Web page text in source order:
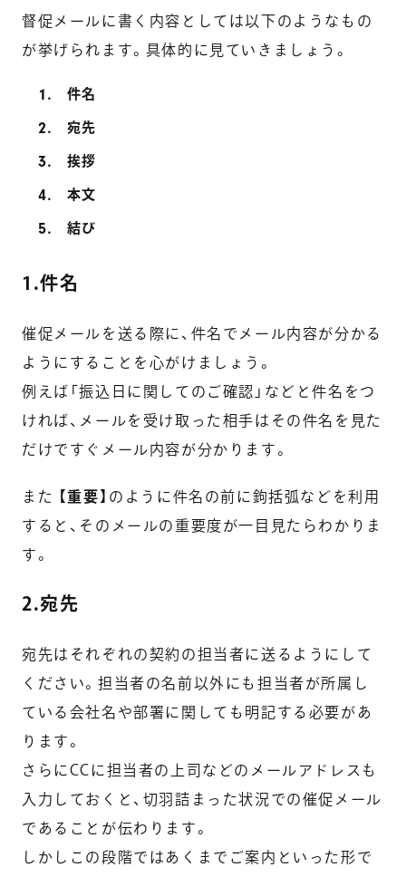
督促メールに書く内容としては以下のようなもの
が挙げられます。具体的に見ていきましょう。
件名
宛先
挨拶
本文
結び
1.件名
催促メールを送る際に、件名でメール内容が分かる
ようにすることを心がけましょう。
例えば「振込日に関してのご確認」などと件名をつ
ければ、メールを受け取った相手はその件名を見た
だけですぐメール内容が分かります。
また 【重要】 のように件名の前に鉤括弧などを利用
すると、 そのメールの重要度が一目見たらわかりま
す。
2.宛先
宛先はそれぞれの契約の担当者に送るようにして
ください。担当者の名前以外にも担当者が所属し
ている会社名や部署に関しても明記する必要があ
ります。
さらにCCに担当者の上司などのメールアドレスも
入力 しておくと、切羽詰まった状況での催促メール
であることが伝わります。
しかしこの段階ではあくまでご案内といった形で